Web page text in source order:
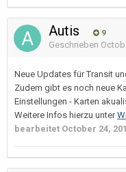
Autis 9
Geschrieben
Neue Updates für Transit
Zudem gibt es noch neue
Einstellungen - Karten
Weitere Infos hierzu unter
bearbeitet October 24,